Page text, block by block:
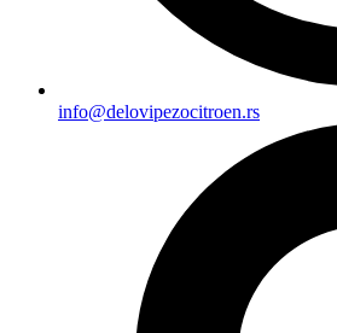
info@delovipezocitroen.rs